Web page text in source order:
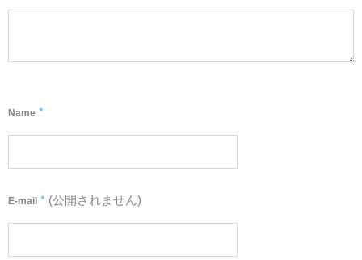
Name *
E-mail * (公開されません)